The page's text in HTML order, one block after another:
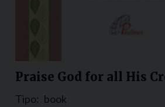
Praise God for all His
Tipo: book